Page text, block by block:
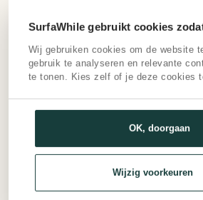
SurfaWhile gebruikt cookies
Wij gebruiken cookies om de website
gebruik te analyseren en relevante
te tonen. Kies zelf of je deze cookies
OK, doorgaan
Wijzig voorkeuren